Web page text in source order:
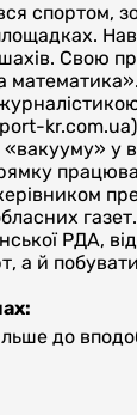
спортом,
Свою
у
РДА,
а й
до